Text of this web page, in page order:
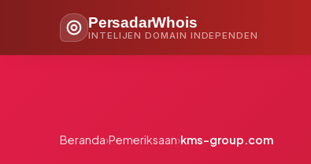
PersadarWhois
INTELIJEN DOMAIN INDEPENDEN
Beranda›Pemeriksaan›kms-group.com